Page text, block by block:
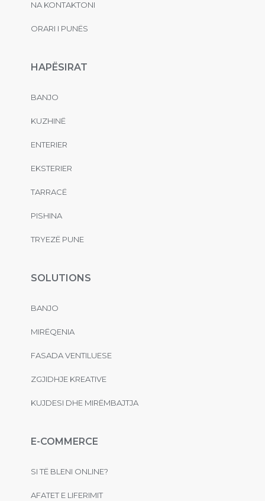
NA KONTAKTONI
ORARI I PUNËS
HAPËSIRAT
BANJO
KUZHINË
ENTERIER
EKSTERIER
TARRACË
PISHINA
TRYEZË PUNE
SOLUTIONS
BANJO
MIRËQENIA
FASADA VENTILUESE
ZGJIDHJE KREATIVE
KUJDESI DHE MIRËMBAJTJA
E-COMMERCE
SI TË BLENI ONLINE?
AFATET E LIFERIMIT